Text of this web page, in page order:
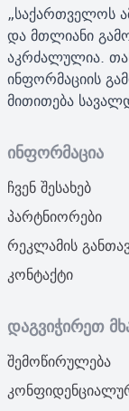
„საქართველოს
და მთლიანი
აკრძალულია.
ინფორმაციის
მითითება
ინფორმაცია
ჩვენ შესახებ
პარტნიორები
რეკლამის
კონტაქტი
დაგვიჭირეთ
შემოწირულება